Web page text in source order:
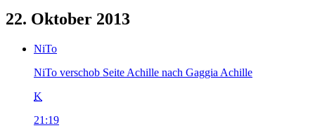
22. Oktober 2013
NiTo
NiTo verschob Seite Achille nach Gaggia Achille
K
21:19